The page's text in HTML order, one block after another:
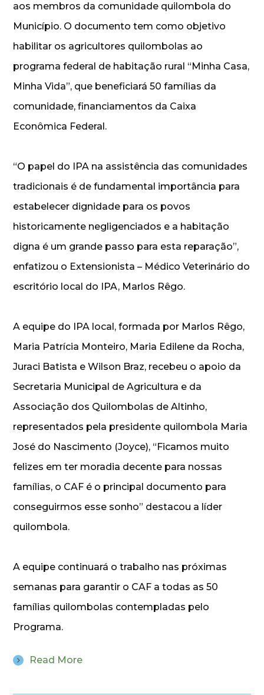
aos membros da comunidade quilombola do
Município. O documento tem como objetivo
habilitar os agricultores quilombolas ao
programa federal de habitação rural “Minha Casa,
Minha Vida”, que beneficiará 50 famílias da
comunidade, financiamentos da Caixa
Econômica Federal.
“O papel do IPA na assistência das comunidades
tradicionais é de fundamental importância para
estabelecer dignidade para os povos
historicamente negligenciados e a habitação
digna é um grande passo para esta reparação”,
enfatizou o Extensionista – Médico Veterinário do
escritório local do IPA, Marlos Rêgo.
A equipe do IPA local, formada por Marlos Rêgo,
Maria Patrícia Monteiro, Maria Edilene da Rocha,
Juraci Batista e Wilson Braz, recebeu o apoio da
Secretaria Municipal de Agricultura e da
Associação dos Quilombolas de Altinho,
representados pela presidente quilombola Maria
José do Nascimento (Joyce), “Ficamos muito
felizes em ter moradia decente para nossas
famílias, o CAF é o principal documento para
conseguirmos esse sonho” destacou a líder
quilombola.
A equipe continuará o trabalho nas próximas
semanas para garantir o CAF a todas as 50
famílias quilombolas contempladas pelo
Programa.
Read More